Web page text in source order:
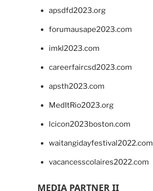
apsdfd2023.org
forumausape2023.com
imkl2023.com
careerfaircsd2023.com
apsth2023.com
MedItRio2023.org
lcicon2023boston.com
waitangidayfestival2022.com
vacancesscolaires2022.com
MEDIA PARTNER II